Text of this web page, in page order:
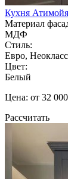
Кухня Атимойя
Материал
МДФ
Стиль:
Евро,
Цвет:
Белый
Цена: от 32
Рассчитать